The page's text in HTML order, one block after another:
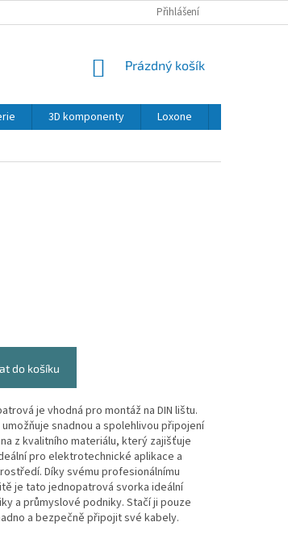
Přihlášení
NÁKUPNÍ
Prázdný košík
3D komponenty Loxone
do košíku
je vhodná pro montáž na DIN lištu.
snadnou a spolehlivou připojení
z kvalitního materiálu, který zajišťuje
pro elektrotechnické aplikace a
Díky svému profesionálnímu
je tato jednopatrová svorka ideální
a průmyslové podniky. Stačí ji pouze
a bezpečně připojit své kabely.